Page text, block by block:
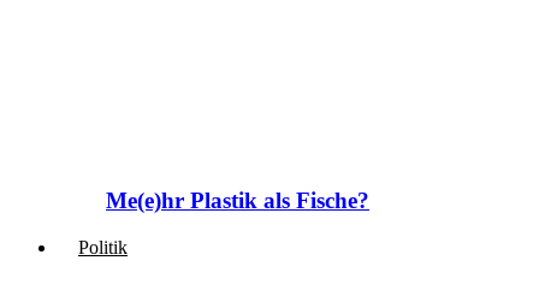
Me(e)hr Plastik als Fische?
Politik